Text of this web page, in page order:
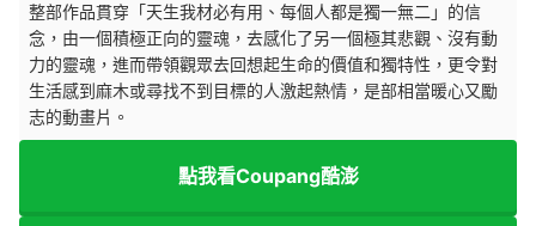
整部作品貫穿「天生我材必有用、每個人都是獨一無二」的信
念，由一個積極正向的靈魂，去感化了另一個極其悲觀、沒有動
力的靈魂，進而帶領觀眾去回想起生命的價值和獨特性，更令對
生活感到麻木或尋找不到目標的人激起熱情，是部相當暖心又勵
志的動畫片。
點我看Coupang酷澎